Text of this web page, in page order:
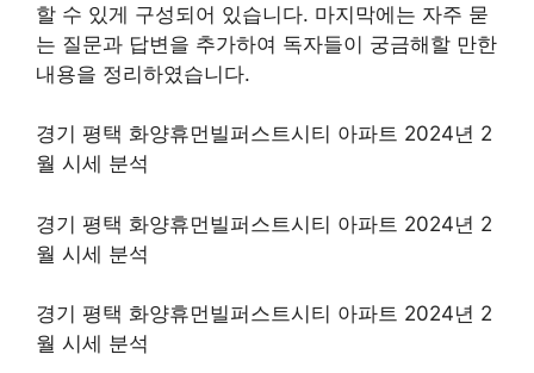
할 수 있게 구성되어 있습니다. 마지막에는 자주 묻
는 질문과 답변을 추가하여 독자들이 궁금해할 만한
내용을 정리하였습니다.
경기 평택 화양휴먼빌퍼스트시티 아파트 2024년 2
월 시세 분석
경기 평택 화양휴먼빌퍼스트시티 아파트 2024년 2
월 시세 분석
경기 평택 화양휴먼빌퍼스트시티 아파트 2024년 2
월 시세 분석